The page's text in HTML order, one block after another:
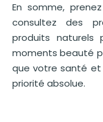
En somme,
consultez des
produits naturels
moments beauté
que votre santé
priorité absolue.